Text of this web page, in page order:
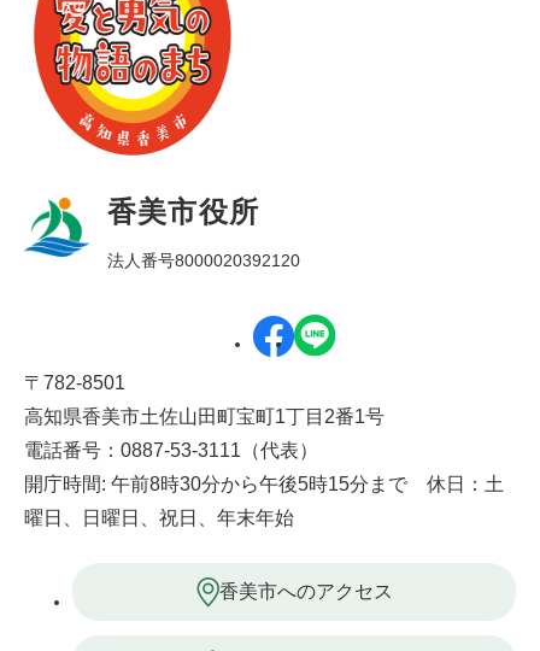
香美市役所
法人番号8000020392120
〒782-8501
高知県香美市土佐山田町宝町1丁目2番1号
電話番号：0887-53-3111（代表）
開庁時間: 午前8時30分から午後5時15分まで 休日：土
曜日、日曜日、祝日、年末年始
香美市へのアクセス